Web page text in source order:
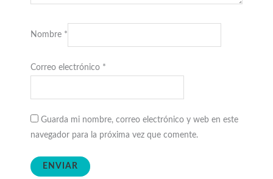
Nombre *
Correo electrónico *
Guarda mi nombre, correo electrónico y web en este
navegador para la próxima vez que comente.